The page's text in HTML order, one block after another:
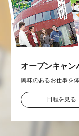
オープンキャン
興味のあるお仕事を
日程を見る